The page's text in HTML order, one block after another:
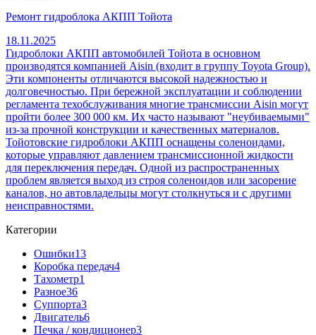
Ремонт гидроблока АКПП Тойота
18.11.2025
Гидроблоки АКПП автомобилей Тойота в основном
производятся компанией Aisin (входит в группу Toyota Group).
Эти компоненты отличаются высокой надежностью и
долговечностью. При бережной эксплуатации и соблюдении
регламента техобслуживания многие трансмиссии Aisin могут
пройти более 300 000 км. Их часто называют "неубиваемыми"
из-за прочной конструкции и качественных материалов.
Тойотовские гидроблоки АКПП оснащены соленоидами,
которые управляют давлением трансмиссионной жидкости
для переключения передач. Одной из распространенных
проблем является выход из строя соленоидов или засорение
каналов, но автовладельцы могут столкнуться и с другими
неисправностями.
Категории
Ошибки13
Коробка передач4
Тахометр1
Разное36
Cуппорта3
Двигатель6
Печка / кондиционер3